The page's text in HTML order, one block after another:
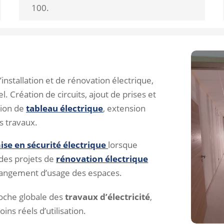
100.
et de rénovation électrique,
Création de circuits, ajout de prises et
detableau électrique, extension
travaux.
en sécurité électrique lorsque
projets de rénovation électrique
d’usage des espaces.
globale destravaux d’électricité,
réels d’utilisation.